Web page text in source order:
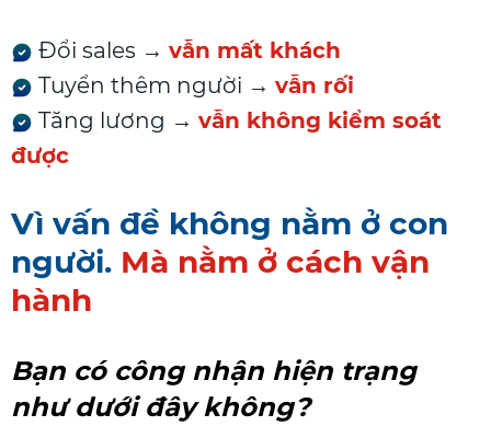
Đổi sales → vẫn mất khách
Tuyển thêm người → vẫn rối
Tăng lương → vẫn không kiểm soát
được
Vì vấn đề không nằm ở con
người. Mà nằm ở cách vận
hành
Bạn có công nhận hiện trạng
như dưới đây không?